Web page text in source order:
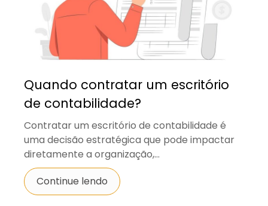
Quando contratar um escritório
de contabilidade?
Contratar um escritório de contabilidade é
uma decisão estratégica que pode impactar
diretamente a organização,...
Continue lendo